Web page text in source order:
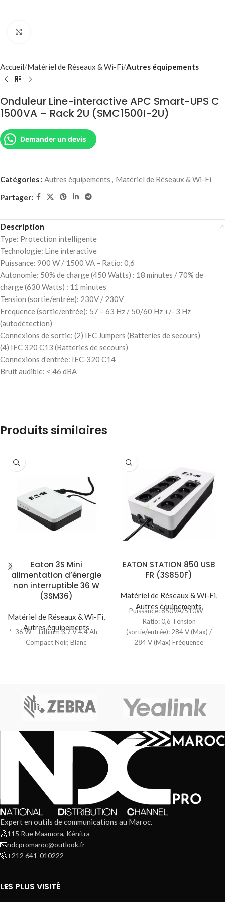
Accueil Matériel de Réseaux & Wi-Fi Autres équipements
Onduleur Line-interactive APC Smart-UPS C
1500VA – Rack 2U (SMC1500I-2U)
Demander un devis
Catégories : Autres équipements , Matériel de Réseaux & Wi-Fi
Partager:
Description
Type: Protection intelligente
Technologie: Line interactive
Puissance: 900 W / 1500 VA – Ratio: 0,6
Autonomie: 50% de charge (450 Watts) : 18 minutes / 70% de
charge (630 Watts) : 11 minutes
Tension (sortie/entrée): 230V / 230V
Fréquence (sortie/entrée): 57 – 63 Hz / 50/60 Hz +/- 3 Hz
(autodétection)
Connexions de sortie: (2) IEC Jumpers (Batteries de secours)
(4) IEC 320 C13 (Batteries de secours)
Connexions d’entrée: IEC-320 C14
Bruit audible: < 46 dBA
Produits similaires
Eaton 3S Mini
alimentation d’énergie
non interruptible 36 W
(3SM36)
Matériel de Réseaux & Wi-Fi,
Autres équipements
‘- 36 W – Lithium 3,7 V 4,4 Ah –
Compact Noir, Blanc
EATON STATION 850 USB
FR (3S850F)
Matériel de Réseaux & Wi-Fi,
Autres équipements
Puissance: 850VA/510W –
Ratio: 0,6 Tension
(sortie/entrée): 284 V (Max) /
284 V (Max) Fréquence
Expert en outils de communications au Maroc.
115 Rue Maamora, Kénitra
ndcpromaroc@outlook.fr
+212 641-010222
LES PLUS VISITÉ